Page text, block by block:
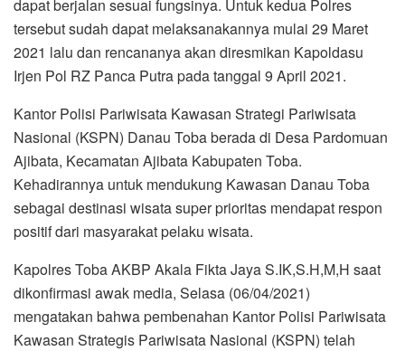
dapat berjalan sesuai fungsinya. Untuk kedua Polres
tersebut sudah dapat melaksanakannya mulai 29 Maret
2021 lalu dan rencananya akan diresmikan Kapoldasu
Irjen Pol RZ Panca Putra pada tanggal 9 April 2021.
Kantor Polisi Pariwisata Kawasan Strategi Pariwisata
Nasional (KSPN) Danau Toba berada di Desa Pardomuan
Ajibata, Kecamatan Ajibata Kabupaten Toba.
Kehadirannya untuk mendukung Kawasan Danau Toba
sebagai destinasi wisata super prioritas mendapat respon
positif dari masyarakat pelaku wisata.
Kapolres Toba AKBP Akala Fikta Jaya S.IK,S.H,M,H saat
dikonfirmasi awak media, Selasa (06/04/2021)
mengatakan bahwa pembenahan Kantor Polisi Pariwisata
Kawasan Strategis Pariwisata Nasional (KSPN) telah